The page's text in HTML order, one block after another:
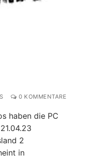
0 KOMMENTARE
haben die PC
2
in